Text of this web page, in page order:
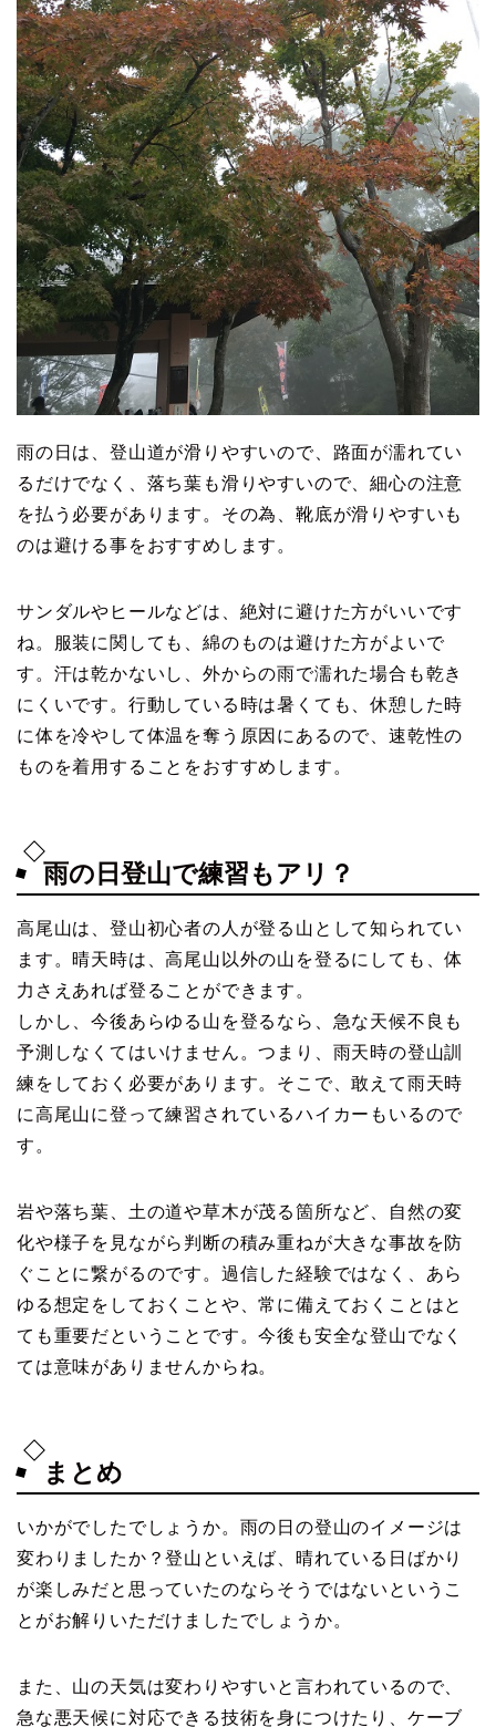
雨の日は、登山道が滑りやすいので、路面が濡れてい
るだけでなく、落ち葉も滑りやすいので、細心の注意
を払う必要があります。その為、靴底が滑りやすいも
のは避ける事をおすすめします。
サンダルやヒールなどは、絶対に避けた方がいいです
ね。服装に関しても、綿のものは避けた方がよいで
す。汗は乾かないし、外からの雨で濡れた場合も乾き
にくいです。行動している時は暑くても、休憩した時
に体を冷やして体温を奪う原因にあるので、速乾性の
ものを着用することをおすすめします。
雨の日登山で練習もアリ？
高尾山は、登山初心者の人が登る山として知られてい
ます。晴天時は、高尾山以外の山を登るにしても、体
力さえあれば登ることができます。
しかし、今後あらゆる山を登るなら、急な天候不良も
予測しなくてはいけません。つまり、雨天時の登山訓
練をしておく必要があります。そこで、敢えて雨天時
に高尾山に登って練習されているハイカーもいるので
す。
岩や落ち葉、土の道や草木が茂る箇所など、自然の変
化や様子を見ながら判断の積み重ねが大きな事故を防
ぐことに繋がるのです。過信した経験ではなく、あら
ゆる想定をしておくことや、常に備えておくことはと
ても重要だということです。今後も安全な登山でなく
ては意味がありませんからね。
まとめ
いかがでしたでしょうか。雨の日の登山のイメージは
変わりましたか？登山といえば、晴れている日ばかり
が楽しみだと思っていたのならそうではないというこ
とがお解りいただけましたでしょうか。
また、山の天気は変わりやすいと言われているので、
急な悪天候に対応できる技術を身につけたり、ケーブ